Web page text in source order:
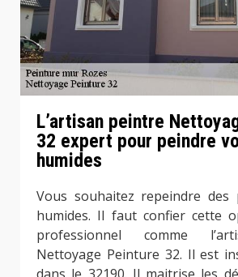
L’artisan peintre
32 expert pour peindre
humides
Vous souhaitez repeindre des
humides. Il faut confier cette
professionnel comme
Nettoyage Peinture 32. Il est